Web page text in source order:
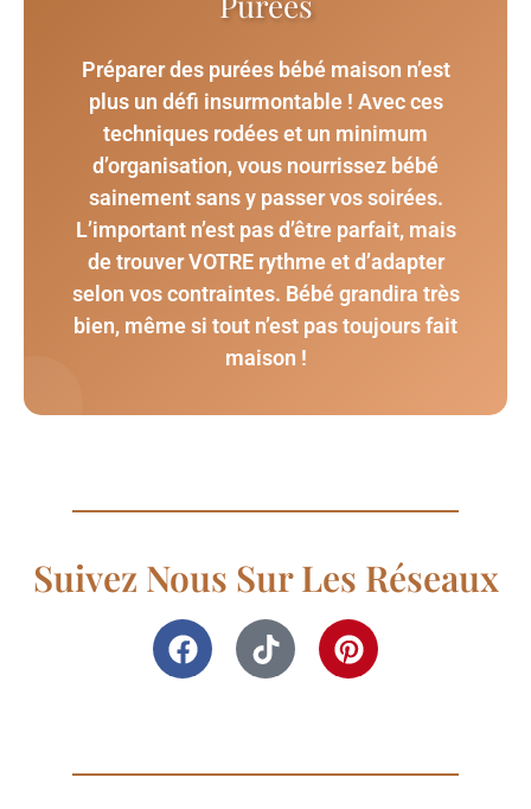
Préparer des purées bébé maison n’est
plus un défi insurmontable ! Avec ces
techniques rodées et un minimum
d’organisation, vous nourrissez bébé
sainement sans y passer vos soirées.
L’important n’est pas d’être parfait, mais
de trouver VOTRE rythme et d’adapter
selon vos contraintes. Bébé grandira très
bien, même si tout n’est pas toujours fait
maison !
Suivez Nous Sur Les Réseaux